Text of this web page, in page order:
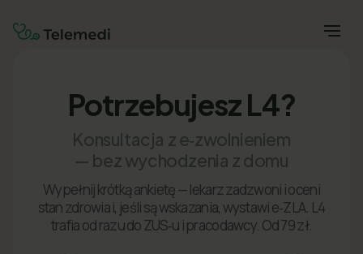
Potrzebujesz L4?
Konsultacja z e‑zwolnieniem
— bez wychodzenia z domu
Wypełnij krótką ankietę — lekarz zadzwoni i oceni
stan zdrowia i, jeśli są wskazania, wystawi e‑ZLA. L4
trafia od razu do ZUS‑u i pracodawcy. Od 79 zł.